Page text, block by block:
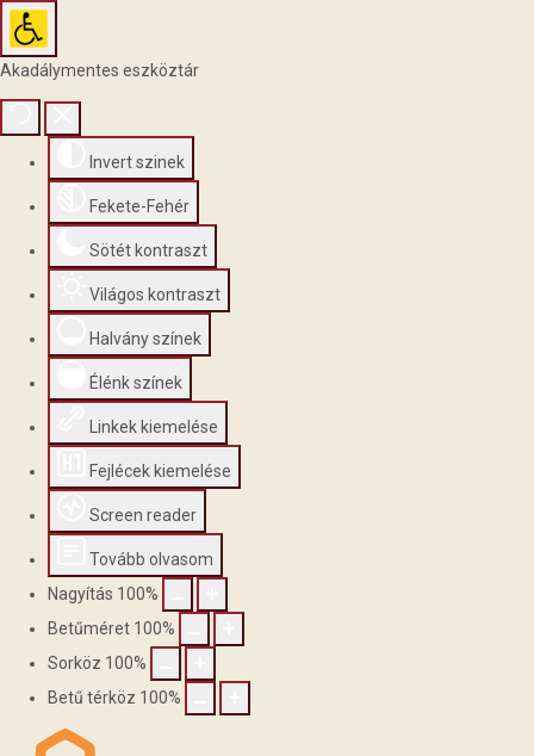
Akadálymentes eszköztár
Invert szinek
Fekete-Fehér
Sötét kontraszt
Világos kontraszt
Halvány színek
Élénk színek
Linkek kiemelése
Fejlécek kiemelése
Screen reader
Tovább olvasom
Nagyítás 100%
Betűméret 100%
Sorköz 100%
Betű térköz 100%